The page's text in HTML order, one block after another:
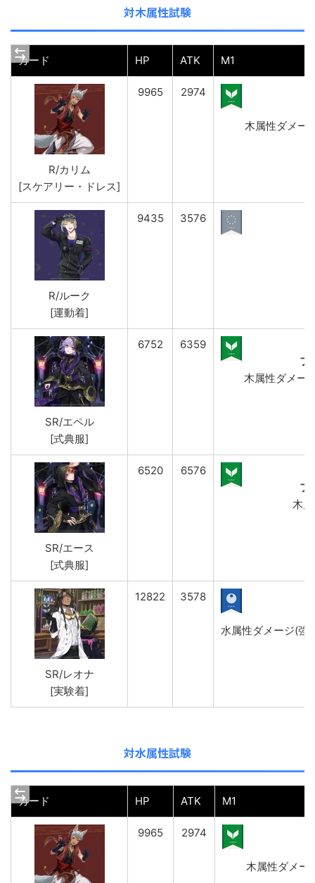
対木属性試験
カード HP ATK M1
R/カリム
[スケアリー・ドレス]
9965 2974
木属性ダメー
R/ルーク
[運動着]
9435
3576
SR/エペル
[式典服]
6752
6359
フ
木属性ダメー
SR/エース
[式典服]
6520
6576
フ
木
SR/レオナ
[実験着]
12822 3578
水属性ダメージ(強
対水属性試験
カード HP ATK M1
9965 2974
木属性ダメー